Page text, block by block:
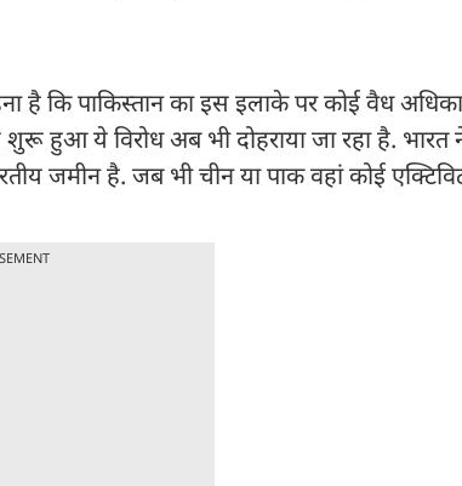
कि पाकिस्तान का इस इलाके पर कोई वैध
हुआ ये विरोध अब भी दोहराया जा रहा है.
जमीन है. जब भी चीन या पाक वहां कोई